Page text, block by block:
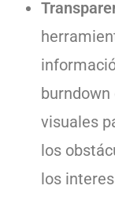
visuales
los
los